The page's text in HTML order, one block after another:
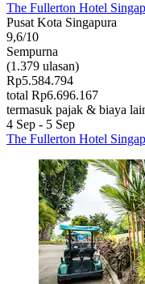
The Fullerton Hotel
Pusat Kota Singapura
9,6/10
Sempurna
(1.379 ulasan)
Rp5.584.794
total Rp6.696.167
termasuk pajak & biaya
4 Sep - 5 Sep
The Fullerton Hotel